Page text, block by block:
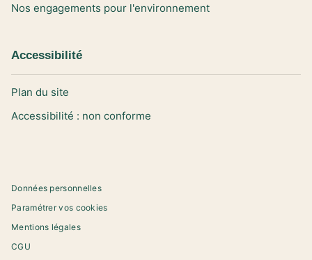
Nos engagements pour l'environnement
Accessibilité
Plan du site
Accessibilité : non conforme
Données personnelles
Paramétrer vos cookies
Mentions légales
CGU